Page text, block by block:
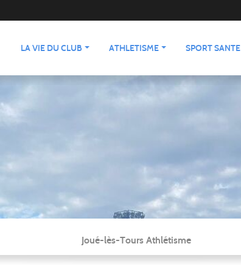
LA VIE DU CLUB ATHLETISME SPORT SANTE
Joué-lès-Tours Athlétisme